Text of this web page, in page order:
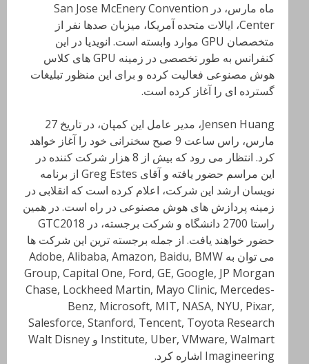
ماه مارس، در San Jose McEnery Convention
Center، ایالات متحده آمریکا، میزبان صدها نفر از
متخصصان GPU موارد وابسته است. انویدیا در این
کنفرانس به طور تخصصی در زمینه GPU های کلاس
هوش مصنوعی فعالیت کرده و برای این منظور تبلیغات
گسترده ای را آغاز کرده است.
Jensen Huang، مدیر عامل این کمپان، در تاریخ 27
مارس، راس ساعت 9 صبح سخنرانی خود را آغاز خواهد
کرد. انتظار می رود که بیش از 8 هزار شرکت کننده در
این مراسم حضور یافته و آقای Greg Estes از برنامه
نویسان ارشد این شرکت، اعلام کرده است که انقلابی در
زمینه پردازش های هوش مصنوعی در راه است. در همین
راستا 2700 دانشگاه و شرکت برجسته، در GTC2018
حضور خواهند یافت. از جمله برجسته ترین این شرکت ها
می توان به Adobe, Alibaba, Amazon, Baidu, BMW
Group, Capital One, Ford, GE, Google, JP Morgan
Chase, Lockheed Martin, Mayo Clinic, Mercedes-
Benz, Microsoft, MIT, NASA, NYU, Pixar,
Salesforce, Stanford, Tencent, Toyota Research
Institute, Uber, VMware, Walmart و Walt Disney
Imagineering اشاره کرد.